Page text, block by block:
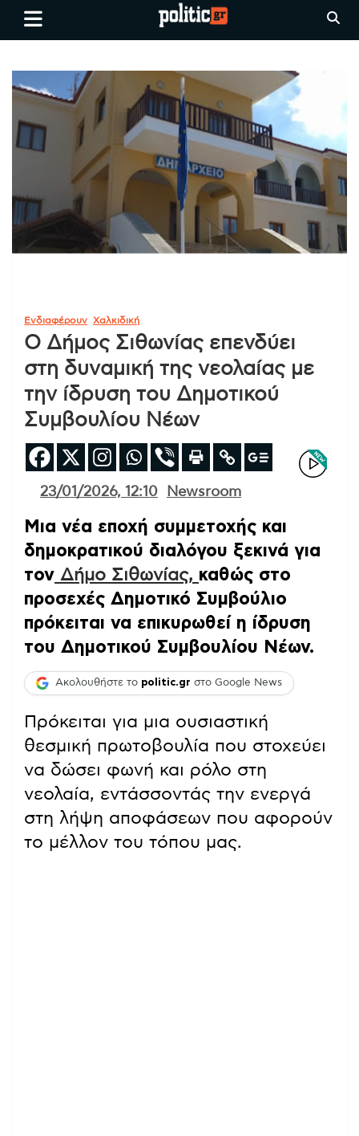
Skip
Ειδήσεις απο τη
Θεσσαλονίκη, την Ελλάδα και
όλο τον Κόσμο
politic.gr
Ενδιαφέρουν Χαλκιδική
Ο Δήμος Σιθωνίας επενδύει
στη δυναμική της νεολαίας με
την ίδρυση του Δημοτικού
Συμβουλίου Νέων
23/01/2026, 12:10 Newsroom
Μια νέα εποχή συμμετοχής και
δημοκρατικού διαλόγου ξεκινά για
τον Δήμο Σιθωνίας, καθώς στο
προσεχές Δημοτικό Συμβούλιο
πρόκειται να επικυρωθεί η ίδρυση
του Δημοτικού Συμβουλίου Νέων.
Ακολουθήστε το politic.gr στο Google News
Πρόκειται για μια ουσιαστική
θεσμική πρωτοβουλία που στοχεύει
να δώσει φωνή και ρόλο στη
νεολαία, εντάσσοντάς την ενεργά
στη λήψη αποφάσεων που αφορούν
το μέλλον του τόπου μας.